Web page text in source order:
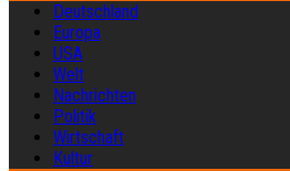
Deutschland
Europa
USA
Welt
Nachrichten
Politik
Wirtschaft
Kultur